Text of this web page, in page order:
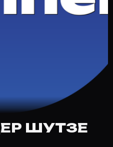
Шутзе?
Биография и роли на
Александер Шутзе?
planner.ru/s/
ШУТЗЕ